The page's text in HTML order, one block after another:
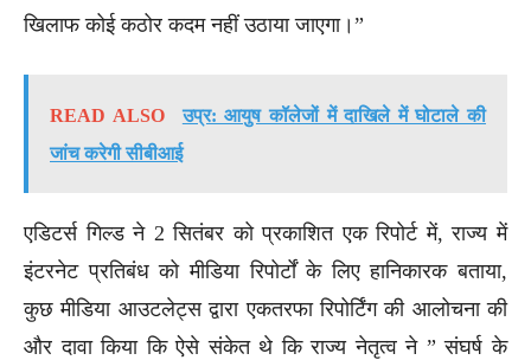
खिलाफ कोई कठोर कदम नहीं उठाया जाएगा।”
READ ALSO
उप्र: आयुष कॉलेजों में दाखिले में घोटाले की
जांच करेगी सीबीआई
एडिटर्स गिल्ड ने 2 सितंबर को प्रकाशित एक रिपोर्ट में, राज्य में
इंटरनेट प्रतिबंध को मीडिया रिपोर्टों के लिए हानिकारक बताया,
कुछ मीडिया आउटलेट्स द्वारा एकतरफा रिपोर्टिंग की आलोचना की
और दावा किया कि ऐसे संकेत थे कि राज्य नेतृत्व ने ” संघर्ष के